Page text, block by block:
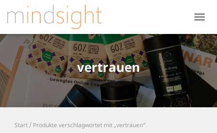
vertrauen
Start / Produkte verschlagwortet mit „vertrauen“